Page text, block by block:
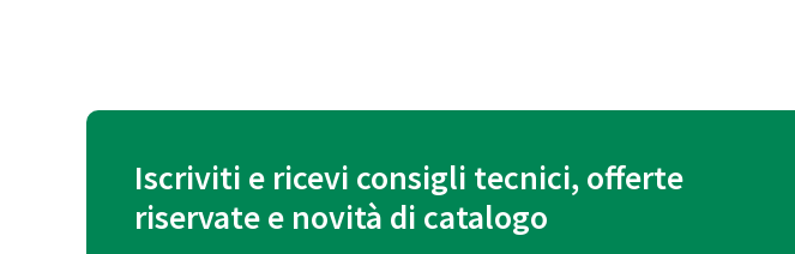
Iscriviti e ricevi consigli tecnici, offerte
riservate e novità di catalogo